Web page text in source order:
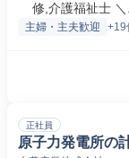
修,介護福祉士 ＼
主婦・主夫歓迎 +19
正社員
原子力発電所の